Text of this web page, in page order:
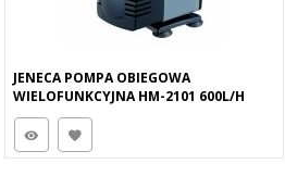
JENECA POMPA OBIEGOWA
WIELOFUNKCYJNA HM-2101 600L/H